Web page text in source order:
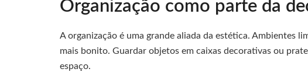
Organização como parte da
A organização é uma grande aliada da estética. Ambientes
mais bonito. Guardar objetos em caixas decorativas ou
espaço.